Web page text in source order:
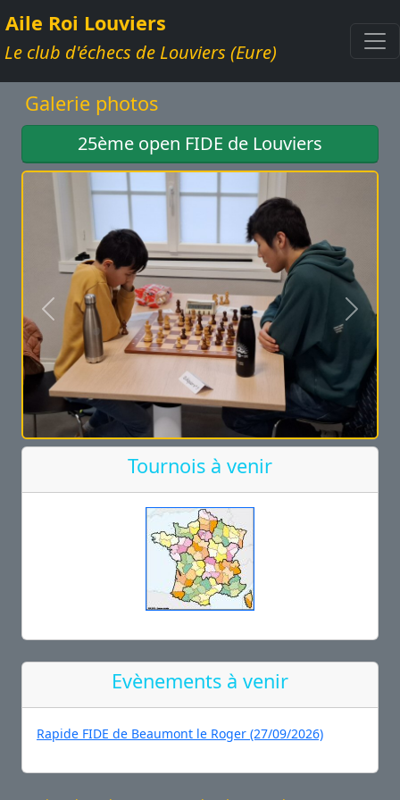
Aile Roi Louviers
Le club d'échecs de Louviers (Eure)
Galerie photos
25ème open FIDE de Louviers
Précédent Suivant
Tournois à venir
Evènements à venir
Rapide FIDE de Beaumont le Roger (27/09/2026)